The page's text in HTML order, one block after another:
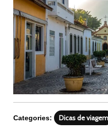
Categories: Dicas de viagem